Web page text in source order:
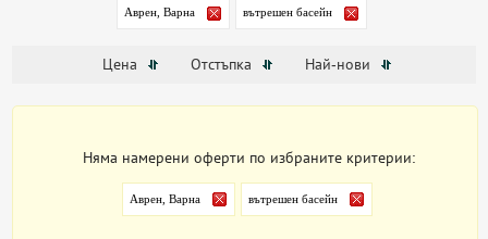
Аврен, Варна вътрешен басейн
Цена Отстъпка Най-нови
Няма намерени оферти по избраните критерии:
Аврен, Варна вътрешен басейн